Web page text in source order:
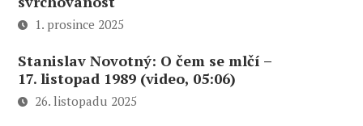
1. prosince 2025
Stanislav Novotný: O čem se mlčí –
17. listopad 1989 (video, 05:06)
26. listopadu 2025